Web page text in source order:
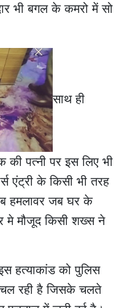
भी बगल के कमरो में सो
साथ ही
पत्नी पर इस लिए भी
एंट्री के किसी भी तरह
हमलावर जब घर के
मे मौजूद किसी शख्स ने
हत्याकांड को पुलिस
रही है जिसके चलते